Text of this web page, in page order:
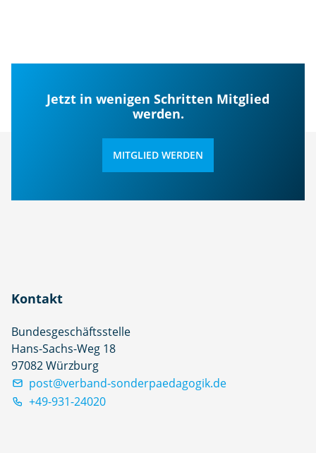
Jetzt in wenigen Schritten Mitglied
werden.
MITGLIED WERDEN
Kontakt
Bundesgeschäftsstelle
Hans-Sachs-Weg 18
97082 Würzburg
post@verband-sonderpaedagogik.de
+49-931-24020